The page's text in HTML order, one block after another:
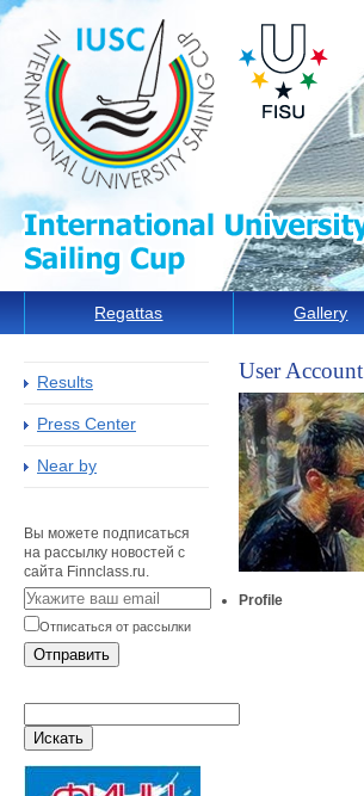
Regattas Gallery
User Account
Profile
Results
Press Center
Near by
Вы можете подписаться
на рассылку новостей с
сайта Finnclass.ru.
Отписаться от рассылки
Отправить
Искать